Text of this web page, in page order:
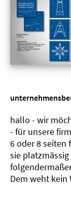
hallo - wir
- für unsere
6 oder 8 seiten
sie
Dem weht kein